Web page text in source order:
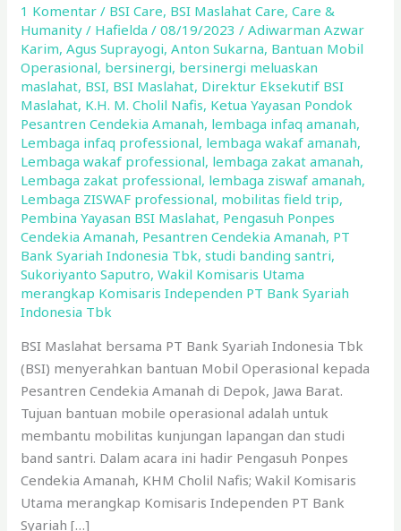
1 Komentar / BSI Care, BSI Maslahat Care,Care &
Humanity / Hafielda/08/19/2023/Adiwarman Azwar
Karim,Agus Suprayogi,Anton Sukarna, Bantuan Mobil
Operasional, bersinergi, bersinergi meluaskan
maslahat, BSI, BSI Maslahat, Direktur Eksekutif BSI
Maslahat, K.H. M. Cholil Nafis, Ketua Yayasan Pondok
Pesantren Cendekia Amanah, lembaga infaq amanah,
Lembaga infaq professional, lembaga wakaf amanah,
Lembaga wakaf professional, lembaga zakat amanah,
Lembaga zakat professional, lembaga ziswaf amanah,
Lembaga ZISWAF professional, mobilitas field trip,
Pembina Yayasan BSI Maslahat, Pengasuh Ponpes
Cendekia Amanah, Pesantren Cendekia Amanah, PT
Bank Syariah Indonesia Tbk,studi banding santri,
Sukoriyanto Saputro,Wakil Komisaris Utama
merangkap Komisaris Independen PT Bank Syariah
Indonesia Tbk
BSI Maslahat bersama PT Bank Syariah Indonesia Tbk
(BSI) menyerahkan bantuan Mobil Operasional kepada
Pesantren Cendekia Amanah di Depok, Jawa Barat.
Tujuan bantuan mobile operasional adalah untuk
membantu mobilitas kunjungan lapangan dan studi
band santri. Dalam acara ini hadir Pengasuh Ponpes
Cendekia Amanah, KHM Cholil Nafis; Wakil Komisaris
Utama merangkap Komisaris Independen PT Bank
Syariah […]